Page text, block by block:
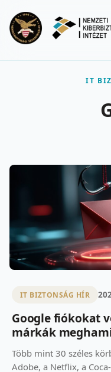
IT
IT BIZTONSÁG HÍR
Google fiókokat
márkák
Több mint 30 széles
Adobe, a Netflix, a